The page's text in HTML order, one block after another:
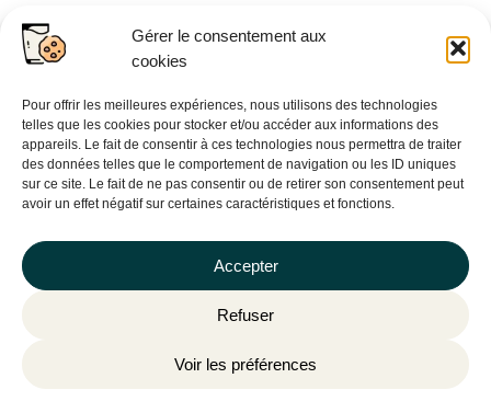
Gérer le consentement aux
cookies
Pour offrir les meilleures expériences, nous utilisons des technologies
telles que les cookies pour stocker et/ou accéder aux informations des
appareils. Le fait de consentir à ces technologies nous permettra de traiter
des données telles que le comportement de navigation ou les ID uniques
sur ce site. Le fait de ne pas consentir ou de retirer son consentement peut
avoir un effet négatif sur certaines caractéristiques et fonctions.
Accepter
Refuser
Voir les préférences
Webshop
Nos produits
Conception
Consultation
Contact
Informations légales
Politique de confidentialité
Politique de cookies (UE)